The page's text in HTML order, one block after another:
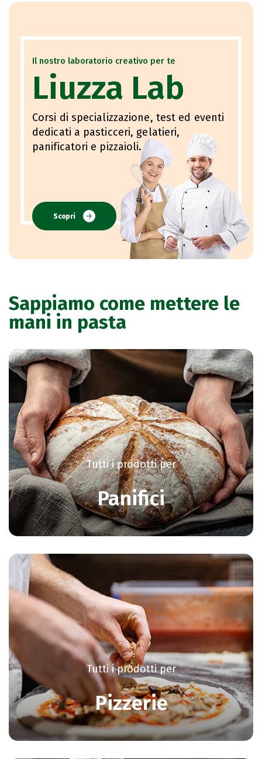
Il nostro laboratorio creativo per te
Liuzza Lab
Corsi di specializzazione, test ed eventi
dedicati a pasticceri, gelatieri,
panificatori e pizzaioli.
Scopri
Sappiamo come mettere le
mani in pasta
Tutti i prodotti per
Panifici
Tutti i prodotti per
Pizzerie